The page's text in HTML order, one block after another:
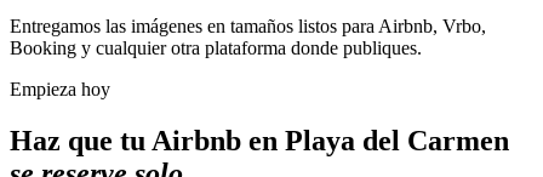
Entregamos las imágenes en tamaños listos para Airbnb, Vrbo,
Booking y cualquier otra plataforma donde publiques.
Empieza hoy
Haz que tu Airbnb en Playa del Carmen